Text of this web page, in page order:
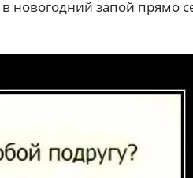
новогодний запой прямо